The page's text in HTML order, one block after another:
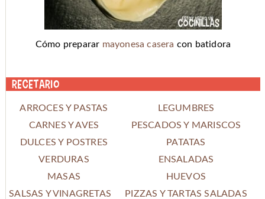
Cómo preparar mayonesa casera con batidora
Recetario
ARROCES Y PASTAS
LEGUMBRES
CARNES Y AVES
PESCADOS Y MARISCOS
DULCES Y POSTRES
PATATAS
VERDURAS
ENSALADAS
MASAS
HUEVOS
SALSAS Y VINAGRETAS
PIZZAS Y TARTAS SALADAS